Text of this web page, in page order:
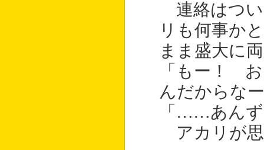
連絡はつい
リも何事か
まま盛大に
「もー！
んだからな
「……あん
アカリが